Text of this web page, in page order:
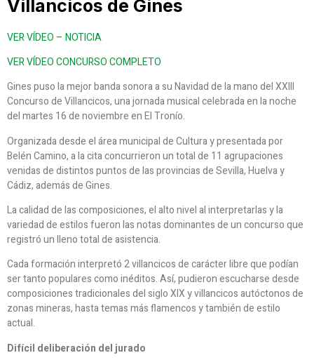
Villancicos de Gines
VER VÍDEO – NOTICIA
VER VÍDEO CONCURSO COMPLETO
Gines puso la mejor banda sonora a su Navidad de la mano del XXIII
Concurso de Villancicos, una jornada musical celebrada en la noche
del martes 16 de noviembre en El Tronío.
Organizada desde el área municipal de Cultura y presentada por
Belén Camino, a la cita concurrieron un total de 11 agrupaciones
venidas de distintos puntos de las provincias de Sevilla, Huelva y
Cádiz, además de Gines.
La calidad de las composiciones, el alto nivel al interpretarlas y la
variedad de estilos fueron las notas dominantes de un concurso que
registró un lleno total de asistencia.
Cada formación interpretó 2 villancicos de carácter libre que podían
ser tanto populares como inéditos. Así, pudieron escucharse desde
composiciones tradicionales del siglo XIX y villancicos autóctonos de
zonas mineras, hasta temas más flamencos y también de estilo
actual.
Difícil deliberación del jurado